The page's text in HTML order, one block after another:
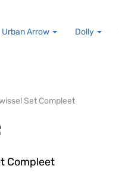
Urban Arrow Dolly
Set Compleet
Compleet